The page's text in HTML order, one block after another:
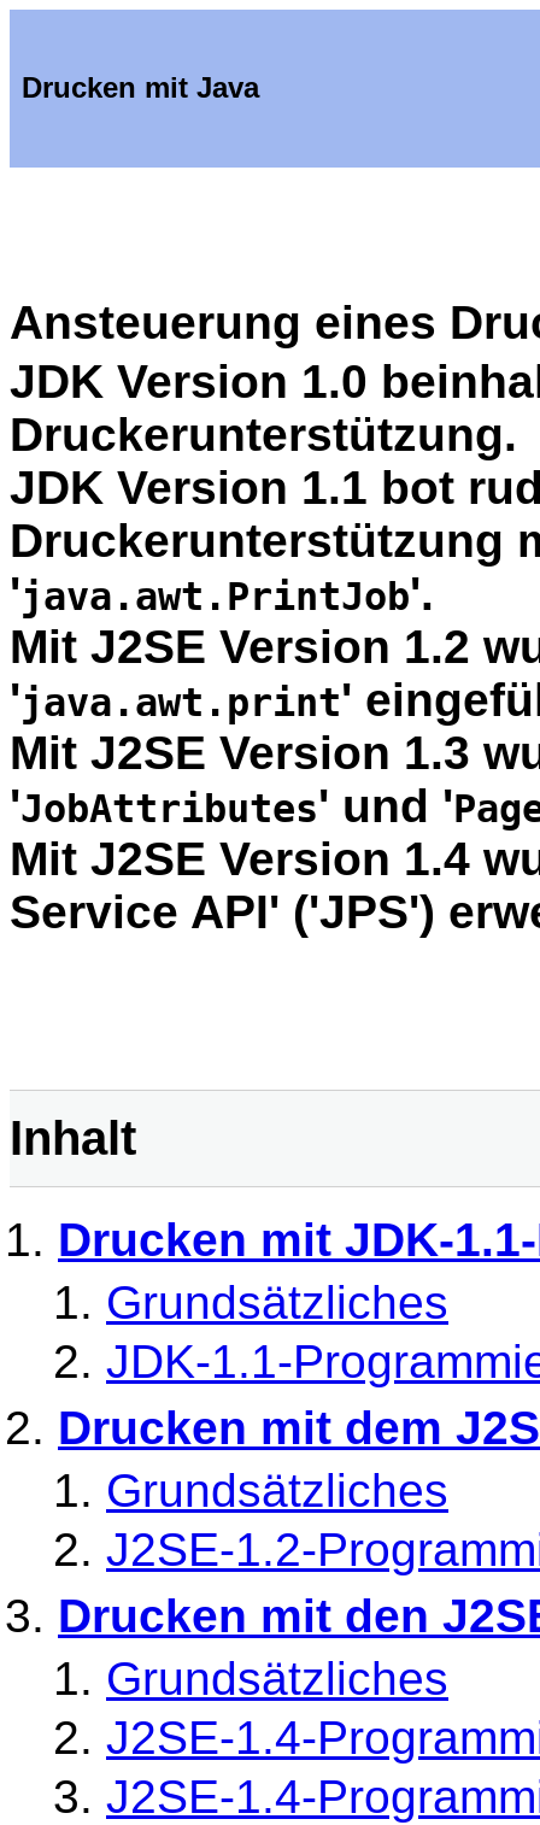
Drucken mit Java
Ansteuerung eines
JDK Version 1.0
Druckerunterstützung.
JDK Version 1.1 bot
Druckerunterstützung
'java.awt.PrintJob'.
Mit J2SE Version 1.2
'java.awt.print'
Mit J2SE Version 1.3
'JobAttributes' und '
Mit J2SE Version 1.4
Service API' ('JPS')
Inhalt
Drucken mit JDK-
Grundsätzliches
JDK-1.1-
Drucken mit dem
Grundsätzliches
J2SE-1.2-
Drucken mit den
Grundsätzliches
J2SE-1.4-
J2SE-1.4-